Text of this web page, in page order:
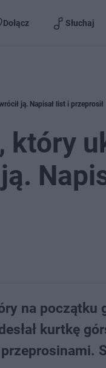
Dołącz Słuchaj
ją. Napisał list i przeprosił
na początku
kurtkę